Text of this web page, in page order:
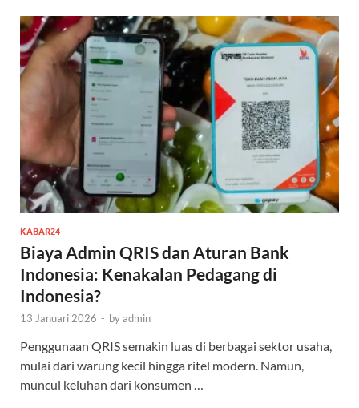
KABAR24
Biaya Admin QRIS dan Aturan Bank
Indonesia: Kenakalan Pedagang di
Indonesia?
13 Januari 2026 - byadmin
Penggunaan QRIS semakin luas di berbagai sektor usaha,
mulai dari warung kecil hingga ritel modern. Namun,
muncul keluhan dari konsumen …